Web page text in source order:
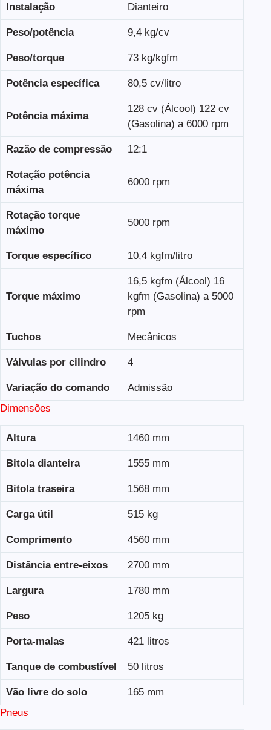
Instalação Dianteiro
Peso/potência 9,4 kg/cv
Peso/torque 73 kg/kgfm
Potência específica 80,5 cv/litro
Potência máxima
128 cv (Álcool) 122 cv
(Gasolina) a 6000 rpm
Razão de compressão 12:1
Rotação potência
máxima
6000 rpm
Rotação torque
máximo
5000 rpm
Torque específico 10,4 kgfm/litro
Torque máximo
16,5 kgfm (Álcool) 16
kgfm (Gasolina) a 5000
rpm
Tuchos Mecânicos
Válvulas por cilindro 4
Variação do comando
Admissão
Dimensões
Altura 1460 mm
Bitola dianteira 1555 mm
Bitola traseira 1568 mm
Carga útil 515 kg
Comprimento 4560 mm
Distância entre-eixos 2700 mm
Largura 1780 mm
Peso 1205 kg
Porta-malas 421 litros
Tanque de combustível 50 litros
Vão livre do solo
165 mm
Pneus